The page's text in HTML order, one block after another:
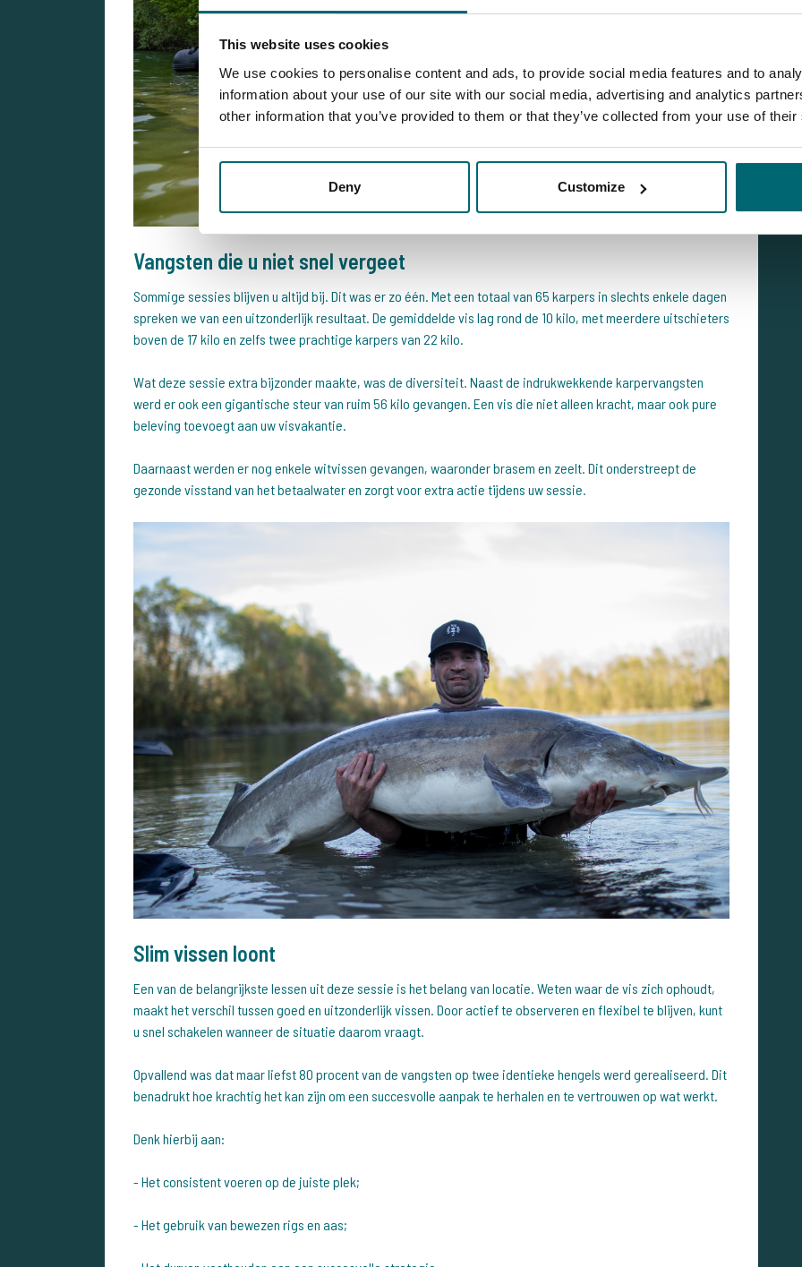
This website uses cookies
We use cookies to personalise content and ads, to provide social media features and to
information about your use of our site with our social media, advertising and analytics
other information that you’ve provided to them or that they’ve collected from your use of
Deny Customize
Vangsten die u niet snel vergeet
Sommige sessies blijven u altijd bij. Dit was er zo één. Met een totaal van 65 karpers in slechts enkele dagen
spreken we van een uitzonderlijk resultaat. De gemiddelde vis lag rond de 10 kilo, met meerdere uitschieters
boven de 17 kilo en zelfs twee prachtige karpers van 22 kilo.
Wat deze sessie extra bijzonder maakte, was de diversiteit. Naast de indrukwekkende karpervangsten
werd er ook een gigantische steur van ruim 56 kilo gevangen. Een vis die niet alleen kracht, maar ook pure
beleving toevoegt aan uw visvakantie.
Daarnaast werden er nog enkele witvissen gevangen, waaronder brasem en zeelt. Dit onderstreept de
gezonde visstand van het betaalwater en zorgt voor extra actie tijdens uw sessie.
Slim vissen loont
Een van de belangrijkste lessen uit deze sessie is het belang van locatie. Weten waar de vis zich ophoudt,
maakt het verschil tussen goed en uitzonderlijk vissen. Door actief te observeren en flexibel te blijven, kunt
u snel schakelen wanneer de situatie daarom vraagt.
Opvallend was dat maar liefst 80 procent van de vangsten op twee identieke hengels werd gerealiseerd. Dit
benadrukt hoe krachtig het kan zijn om een succesvolle aanpak te herhalen en te vertrouwen op wat werkt.
Denk hierbij aan:
- Het consistent voeren op de juiste plek;
- Het gebruik van bewezen rigs en aas;